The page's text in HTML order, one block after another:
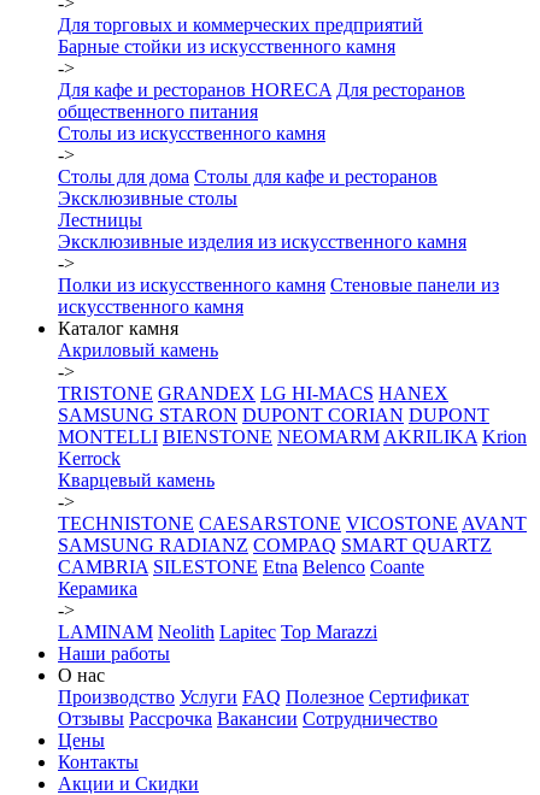
Для торговых и коммерческих предприятий
Барные стойки из искусственного камня
->
Для кафе и ресторанов HORECA Для ресторанов
общественного питания
Столы из искусственного камня
->
Столы для дома Столы для кафе и ресторанов
Эксклюзивные столы
Лестницы
Эксклюзивные изделия из искусственного камня
->
Полки из искусственного камня Стеновые панели из
искусственного камня
Каталог камня
Акриловый камень
->
TRISTONE GRANDEX LG HI-MACS HANEX
SAMSUNG STARON DUPONT CORIAN DUPONT
MONTELLI BIENSTONE NEOMARM AKRILIKA Krion
Kerrock
Кварцевый камень
->
TECHNISTONE CAESARSTONE VICOSTONE AVANT
SAMSUNG RADIANZ COMPAQ SMART QUARTZ
CAMBRIA SILESTONE Etna Belenco Coante
Керамика
->
LAMINAM Neolith Lapitec Top Marazzi
Наши работы
О нас
Производство Услуги FAQ Полезное Сертификат
Отзывы Рассрочка Вакансии Сотрудничество
Цены
Контакты
Акции и Скидки